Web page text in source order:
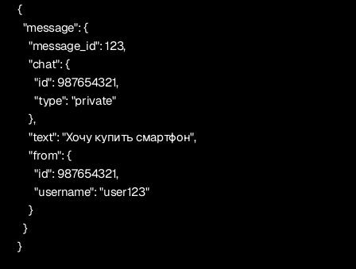
{
"message": {
"message_id": 123,
"chat": {
"id": 987654321,
"type": "private"
},
"text": "Хочу купить смартфон",
"from": {
"id": 987654321,
"username": "user123"
}
}
}